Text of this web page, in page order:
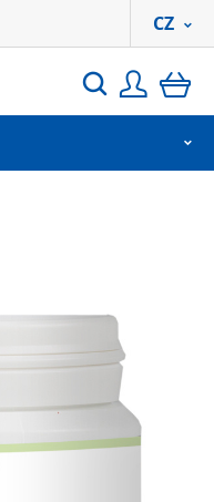
Hledat
CZ